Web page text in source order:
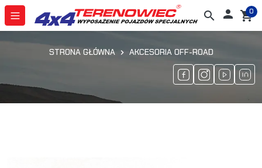
search  shopping_cart
0
STRONA GŁÓWNA AKCESORIA OFF-ROAD